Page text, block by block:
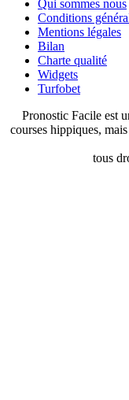
Qui sommes nous
Conditions
Mentions légales
Bilan
Charte qualité
Widgets
Turfobet
Pronostic Facile est
courses hippiques,
tous